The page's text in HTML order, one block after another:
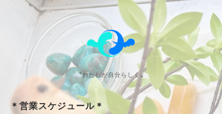
〝わたしが自分らしく〟
＊営業スケジュール＊